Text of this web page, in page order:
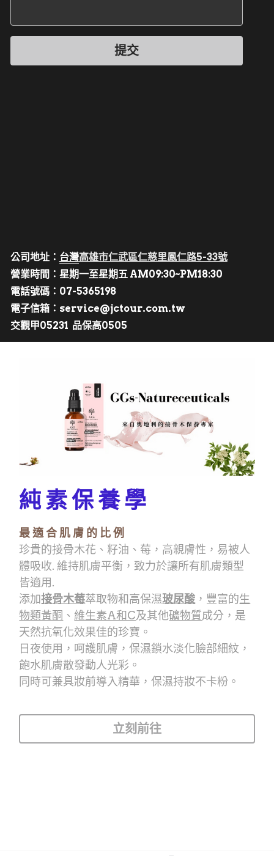
提交
公司地址： 台灣高雄市仁武區仁慈里鳳仁路5-33號
營業時間：星期一至星期五 AM09:30~PM18:30
電話號碼：07-5365198
電子信箱：service@jctour.com.tw
交觀甲05231  品保高0505
純 素 保 養 學
最 適 合 肌 膚 的 比 例
珍貴的接骨木花、籽油、莓，高親膚性，易被人
體吸收. 維持肌膚平衡，致力於讓所有肌膚類型
皆適用.
添加接骨木莓萃取物和高保濕玻尿酸 ，豐富的生
物類黃酮 、 維生素A和C及其他礦物質成分，是
天然抗氧化效果佳的珍寶。
日夜使用，呵護肌膚，保濕鎖水淡化臉部細紋，
飽水肌膚散發動人光彩。
同時可兼具妝前導入精華，保濕持妝不卡粉。
立刻前往